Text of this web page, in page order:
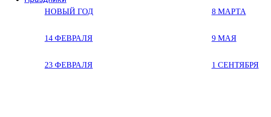
НОВЫЙ ГОД
14 ФЕВРАЛЯ
23 ФЕВРАЛЯ
8 МАРТА
9 МАЯ
1 СЕНТЯБРЯ